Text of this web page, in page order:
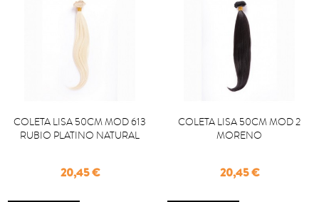
COLETA LISA 50CM MOD 613
RUBIO PLATINO NATURAL
Precio
20,45 €
COLETA LISA 50CM MOD 2
MORENO
Precio
20,45 €